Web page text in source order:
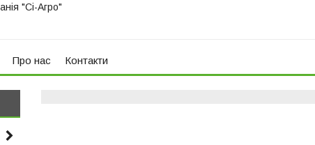
"Сі-Агро"
Про нас Контакти